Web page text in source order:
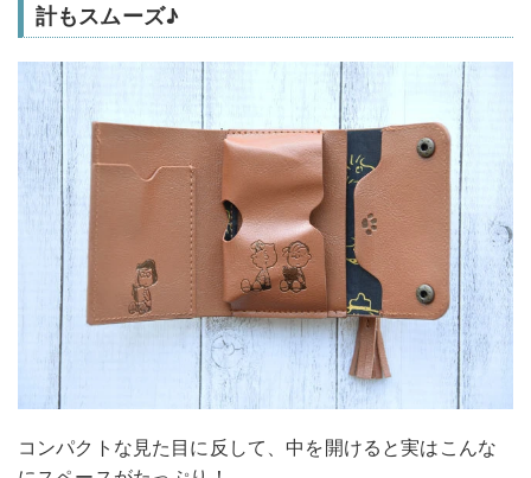
計もスムーズ♪
コンパクトな見た目に反して、中を開けると実はこんな